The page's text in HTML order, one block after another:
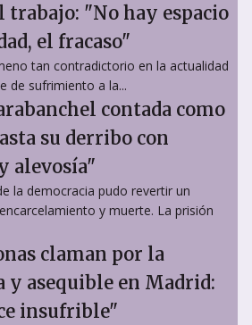
trabajo: "No hay espacio
el fracaso"
tan contradictorio en la actualidad
de sufrimiento a la...
contada como
su derribo con
alevosía"
la democracia pudo revertir un
y muerte. La prisión
claman por la
y asequible en Madrid:
insufrible"